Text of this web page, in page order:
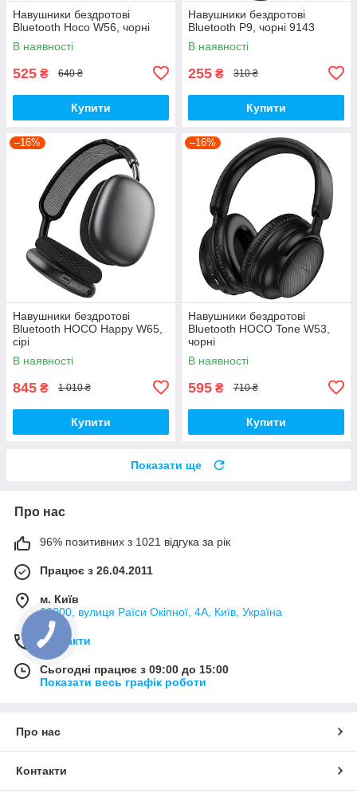
Навушники бездротові
Bluetooth Hoco W56, чорні
В наявності
525 ₴ 640 ₴
Купити
Навушники бездротові
Bluetooth P9, чорні 9143
В наявності
255 ₴ 310 ₴
Купити
–16%
Навушники бездротові
Bluetooth HOCO Happy W65,
сірі
В наявності
845 ₴ 1 010 ₴
Купити
–16%
Навушники бездротові
Bluetooth HOCO Tone W53,
чорні
В наявності
595 ₴ 710 ₴
Купити
Показати ще
Про нас
96% позитивних з 1021 відгука за рік
Працює з 26.04.2011
м. Київ
02000, вулиця Раїси Окіпної, 4А, Київ, Україна
Контакти
Сьогодні працює з 09:00 до 15:00
Показати весь графік роботи
Про нас
Контакти